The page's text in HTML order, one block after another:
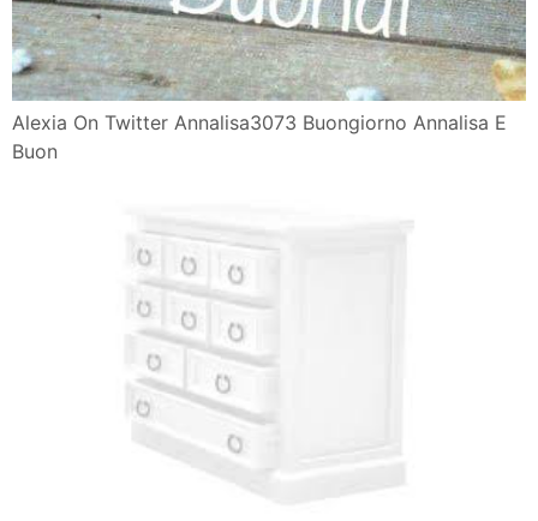
Alexia On Twitter Annalisa3073 Buongiorno Annalisa E
Buon